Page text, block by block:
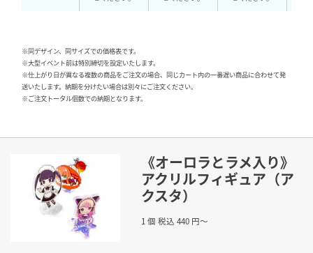
※同デザイン、同サイズでの価格表です。
※大型イベント前は特別締切を設定いたします。
※仕上がり日が異なる複数の商品をご注文の場合、同じカート内の一番遅い商品に合わせて発
送いたします。納期を分けたい場合は別々にご注文ください。
※ご注文トータル個数での納期となります。
《オーロラとラメ入り》
アクリルフィギュア（ア
クスタ）
1 個 税込 440 円〜